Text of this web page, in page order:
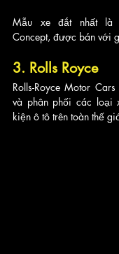
Mẫu xe đắt nhất là
Concept, được bán với
3. Rolls Royce
Rolls-Royce Motor
và phân phối các loại
kiện ô tô trên toàn thế